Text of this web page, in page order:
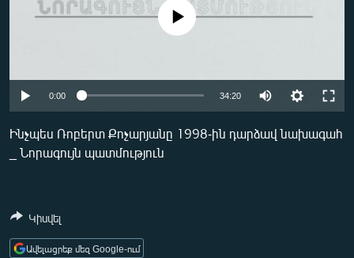
ՏԱՐԱԾԱՇՐՋԱՆ
ՍՊՈՐՏ
ՏՏ ԵՒ ԻՆՏԵՐՆԵՏ
ԱՐԽԻՎ
ՏԵՍԱՆՅՈՒԹԵՐ
No media source currently available
0:00 34:20
Ինչպես Ռոբերտ Քոչարյանը 1998-ին դարձավ նախագահ
_ Նորագույն պատմություն
Կիսվել
Ավելացրեք մեզ Google-ում